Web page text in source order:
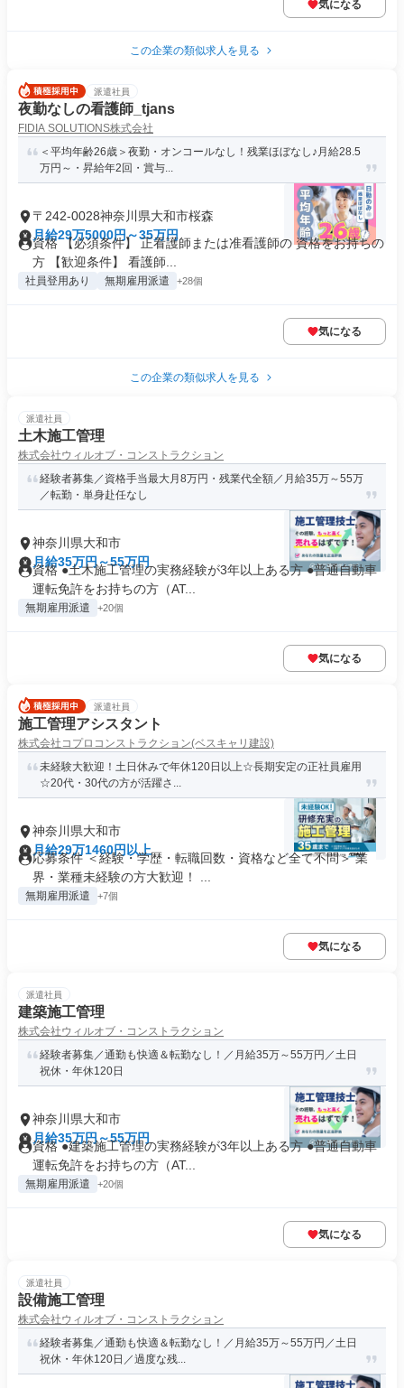
気になる
この企業の類似求人を見る
派遣社員
夜勤なしの看護師_tjans
FIDIA SOLUTIONS株式会社
＜平均年齢26歳＞夜勤・オンコールなし！残業ほぼなし♪月給28.5
万円～・昇給年2回・賞与...
〒242-0028神奈川県大和市桜森
月給29万5000円～35万円
資格 【必須条件】 正看護師または准看護師の 資格をお持ちの
方 【歓迎条件】 看護師...
社員登用あり 無期雇用派遣 +28個
気になる
この企業の類似求人を見る
派遣社員
土木施工管理
株式会社ウィルオブ・コンストラクション
経験者募集／資格手当最大月8万円・残業代全額／月給35万～55万
／転勤・単身赴任なし
神奈川県大和市
月給35万円～55万円
資格 ●土木施工管理の実務経験が3年以上ある方 ●普通自動車
運転免許をお持ちの方（AT...
無期雇用派遣 +20個
気になる
派遣社員
施工管理アシスタント
株式会社コプロコンストラクション(ベスキャリ建設)
未経験大歓迎！土日休みで年休120日以上☆長期安定の正社員雇用
☆20代・30代の方が活躍さ...
神奈川県大和市
月給29万1460円以上
応募条件 ＜経験・学歴・転職回数・資格など全て不問＞ 業
界・業種未経験の方大歓迎！ ...
無期雇用派遣 +7個
気になる
派遣社員
建築施工管理
株式会社ウィルオブ・コンストラクション
経験者募集／通勤も快適＆転勤なし！／月給35万～55万円／土日
祝休・年休120日
神奈川県大和市
月給35万円～55万円
資格 ●建築施工管理の実務経験が3年以上ある方 ●普通自動車
運転免許をお持ちの方（AT...
無期雇用派遣 +20個
気になる
派遣社員
設備施工管理
株式会社ウィルオブ・コンストラクション
経験者募集／通勤も快適＆転勤なし！／月給35万～55万円／土日
祝休・年休120日／過度な残...